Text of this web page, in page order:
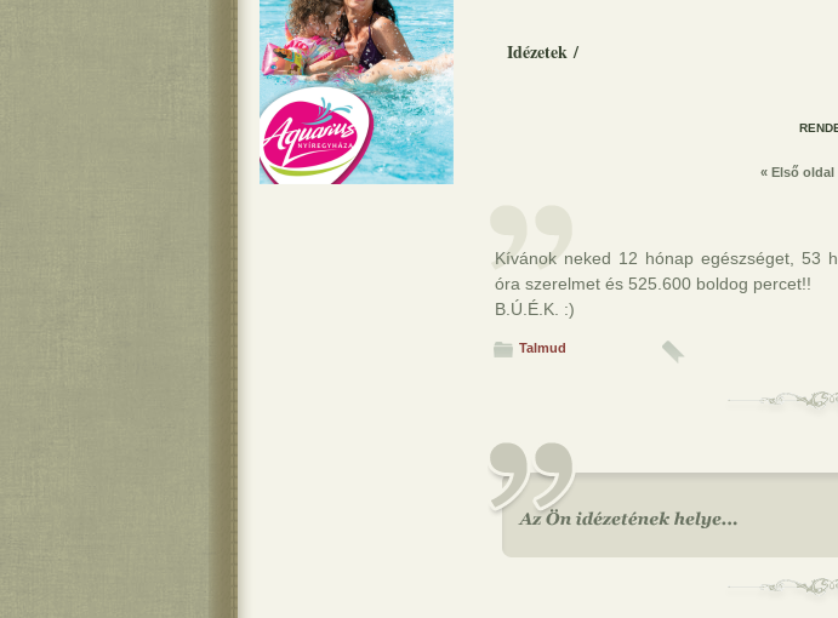
Idézetek /
« Első oldal
Kívánok neked 12 hónap egészséget, 53
óra szerelmet és 525.600 boldog percet!!
B.Ú.É.K. :)
Talmud